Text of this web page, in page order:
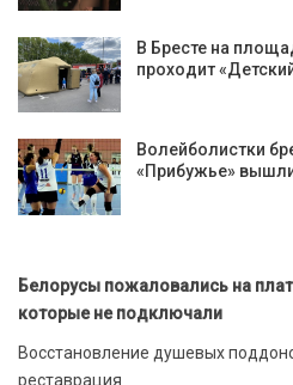
В Бресте на
проходит
Волейболистки
«Прибужье»
Белорусы пожаловались на
которые не подключали
Восстановление душевых
реставрация